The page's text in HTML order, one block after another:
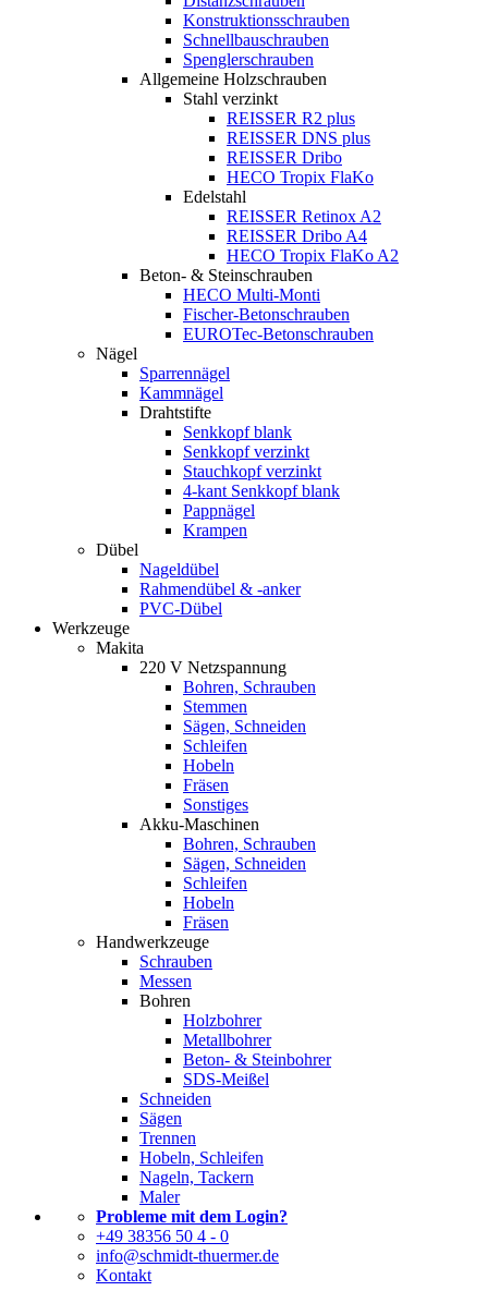
Konstruktionsschrauben
Schnellbauschrauben
Spenglerschrauben
Allgemeine Holzschrauben
Stahl verzinkt
REISSER R2 plus
REISSER DNS plus
REISSER Dribo
HECO Tropix FlaKo
Edelstahl
REISSER Retinox A2
REISSER Dribo A4
HECO Tropix FlaKo A2
Beton- & Steinschrauben
HECO Multi-Monti
Fischer-Betonschrauben
EUROTec-Betonschrauben
Nägel
Sparrennägel
Kammnägel
Drahtstifte
Senkkopf blank
Senkkopf verzinkt
Stauchkopf verzinkt
4-kant Senkkopf blank
Pappnägel
Krampen
Dübel
Nageldübel
Rahmendübel & -anker
PVC-Dübel
Werkzeuge
Makita
220 V Netzspannung
Bohren, Schrauben
Stemmen
Sägen, Schneiden
Schleifen
Hobeln
Fräsen
Sonstiges
Akku-Maschinen
Bohren, Schrauben
Sägen, Schneiden
Schleifen
Hobeln
Fräsen
Handwerkzeuge
Schrauben
Messen
Bohren
Holzbohrer
Metallbohrer
Beton- & Steinbohrer
SDS-Meißel
Schneiden
Sägen
Trennen
Hobeln, Schleifen
Nageln, Tackern
Maler
Probleme mit dem Login?
+49 38356 50 4 - 0
info@schmidt-thuermer.de
Kontakt